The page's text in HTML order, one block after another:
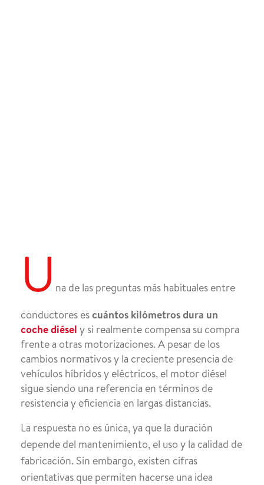
U na de las preguntas más habituales entre
conductores escuántos kilómetros dura un
coche diésel y si realmente compensa su compra
frente a otras motorizaciones. A pesar de los
cambios normativos y la creciente presencia de
vehículos híbridos y eléctricos, el motor diésel
sigue siendo una referencia en términos de
resistencia y eficiencia en largas distancias.
La respuesta no es única, ya que la duración
depende del mantenimiento, el uso y la calidad de
fabricación. Sin embargo, existen cifras
orientativas que permiten hacerse una idea